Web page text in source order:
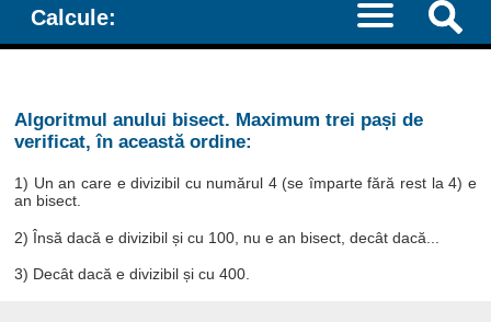
Calcule:
Algoritmul anului bisect. Maximum trei pași de
verificat, în această ordine:
1) Un an care e divizibil cu numărul 4 (se împarte fără rest la 4) e
an bisect.
2) Însă dacă e divizibil și cu 100, nu e an bisect, decât dacă...
3) Decât dacă e divizibil și cu 400.